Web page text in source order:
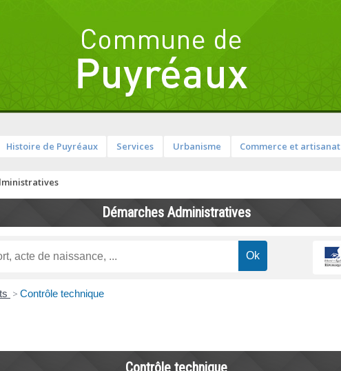
Histoire de Puyréaux Services Urbanisme Commerce et artisanat
Démarches Administratives
> Contrôle technique
Contrôle technique